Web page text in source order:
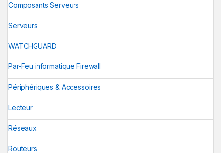
Composants Serveurs
Serveurs
WATCHGUARD
Par-Feu informatique Firewall
Périphériques & Accessoires
Lecteur
Réseaux
Routeurs